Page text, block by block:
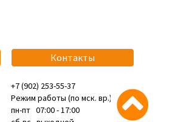
Контакты
+7 (902) 253-55-37
Режим работы (по мск. вр.):
пн-пт 07:00 - 17:00